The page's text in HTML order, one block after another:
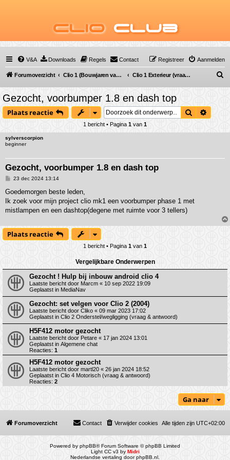
Clio Club
V&A Downloads Regels Contact Aanmelden
Registreer
Forumoverzicht Clio 1 (Bouwjaren van 1990 tot 1998) Clio 1 Exterieur (vraag & antwoord)
o
Gezocht, voorbumper 1.8 en dash top
Plaats reactie Zoek
1 bericht • Pagina 1 van 1
sylverscorpion
beginner
Gezocht, voorbumper 1.8 en dash top
B
r
c
h
23 dec 2024 13:14
Goedemorgen beste leden,
Ik zoek voor mijn project clio mk1 een voorbumper phase 1 met
mistlampen en een dashtop(degene met ruimte voor 3 tellers)
Plaats reactie
1 bericht • Pagina 1 van 1
Vergelijkbare Onderwerpen
Gezocht ! Hulp bij inbouw android clio 4
Laatste bericht door Marcm « 10 sep 2022 19:09
Geplaatst in MediaNav
Gezocht: set velgen voor Clio 2 (2004)
Laatste bericht door Cliko « 09 mar 2023 17:02
Geplaatst in Clio 2 Onderstel/wegligging (vraag & antwoord)
H5F412 motor gezocht
Laatste bericht door Petare « 17 jan 2024 13:01
Geplaatst in Algemene chat
Reacties: 1
H5F412 motor gezocht
Laatste bericht door martl20 « 26 jan 2024 18:52
Geplaatst in Clio 4 Motorisch (vraag & antwoord)
Reacties: 2
Ga naar
Forumoverzicht Alle tijden zijn UTC+02:00
Verwijder cookies
Contact
Powered by phpBB® Forum Software © phpBB Limited
Light CC v3 by Midri
Nederlandse vertaling doorphpBB.nl